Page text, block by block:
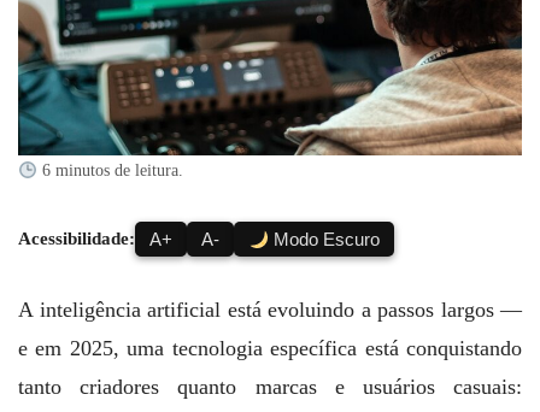
6 minutos de leitura.
Acessibilidade: A+ A- Modo Escuro
A inteligência artificial está evoluindo a passos largos —
e em 2025, uma tecnologia específica está conquistando
tanto criadores quanto marcas e usuários casuais: